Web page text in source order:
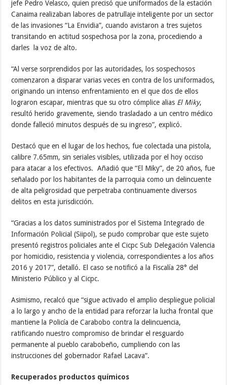
jefe Pedro Velasco, quien precisó que uniformados de la estación
Canaima realizaban labores de patrullaje inteligente por un sector
de las invasiones “La Envidia”, cuando avistaron a tres sujetos
transitando en actitud sospechosa por la zona, procediendo a
darles la voz de alto.
“Al verse sorprendidos por las autoridades, los sospechosos
comenzaron a disparar varias veces en contra de los uniformados,
originando un intenso enfrentamiento en el que dos de ellos
lograron escapar, mientras que su otro cómplice alias El Miky,
resultó herido gravemente, siendo trasladado a un centro médico
donde falleció minutos después de su ingreso”, explicó.
Destacó que en el lugar de los hechos, fue colectada una pistola,
calibre 7.65mm, sin seriales visibles, utilizada por el hoy occiso
para atacar a los efectivos. Añadió que “El Miky”, de 20 años, fue
señalado por los habitantes de la parroquia como un delincuente
de alta peligrosidad que perpetraba continuamente diversos
delitos en esta jurisdicción.
“Gracias a los datos suministrados por el Sistema Integrado de
Información Policial (Siipol), se pudo comprobar que este sujeto
presentó registros policiales ante el Cicpc Sub Delegación Valencia
por homicidio, resistencia y violencia, correspondientes a los años
2016 y 2017”, detalló. El caso se notificó a la Fiscalía 28° del
Ministerio Público y al Cicpc.
Asimismo, recalcó que “sigue activado el amplio despliegue policial
a lo largo y ancho de la entidad para reforzar la lucha frontal que
mantiene la Policía de Carabobo contra la delincuencia,
ratificando nuestro compromiso de brindar el resguardo
permanente al pueblo carabobeño, cumpliendo con las
instrucciones del gobernador Rafael Lacava”.
Recuperados productos químicos